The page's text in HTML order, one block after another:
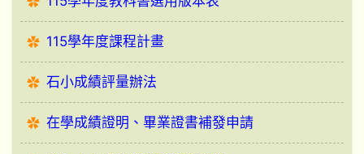
115學年度課程計畫
石小成績評量辦法
在學成績證明、畢業證書補發申請